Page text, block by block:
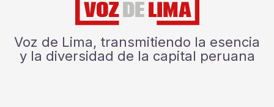
Voz de Lima, transmitiendo la esencia
y la diversidad de la capital peruana